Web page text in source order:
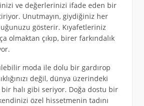
ve değerlerinizi ifade eden bir
Unutmayın, giydiğiniz her
gösterir. Kıyafetleriniz
olmaktan çıkıp, birer farkındalık
moda ile dolu bir gardırop
değil, dünya üzerindeki
halı gibi seriyor. Doğa dostu bir
özel hissetmenin tadını